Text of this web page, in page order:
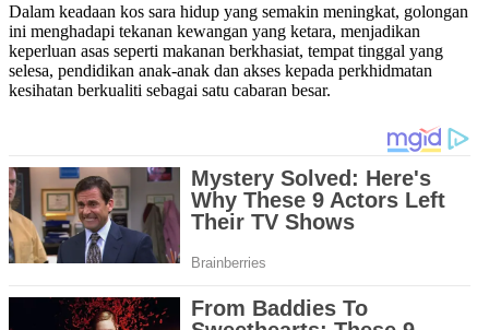
Dalam keadaan kos sara hidup yang semakin meningkat, golongan
ini menghadapi tekanan kewangan yang ketara, menjadikan
keperluan asas seperti makanan berkhasiat, tempat tinggal yang
selesa, pendidikan anak-anak dan akses kepada perkhidmatan
kesihatan berkualiti sebagai satu cabaran besar.